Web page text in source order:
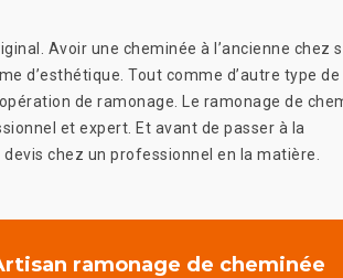
Avoir une cheminée à l’ancienne chez
d’esthétique. Tout comme d’autre type de
de ramonage. Le ramonage de
et expert. Et avant de passer à la
chez un professionnel en la matière.
ramonage de cheminée